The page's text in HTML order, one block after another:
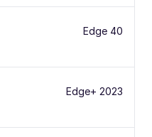
Edge 40
Edge+ 2023